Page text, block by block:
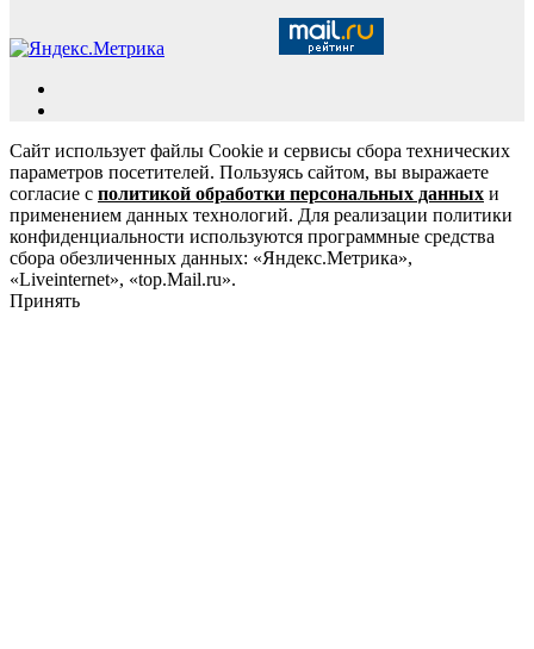
Сайт использует файлы Cookie и сервисы сбора технических
параметров посетителей. Пользуясь сайтом, вы выражаете
согласие с политикой обработки персональных данных и
применением данных технологий. Для реализации политики
конфиденциальности используются программные средства
сбора обезличенных данных: «Яндекс.Метрика»,
«Liveinternet», «top.Mail.ru».
Принять